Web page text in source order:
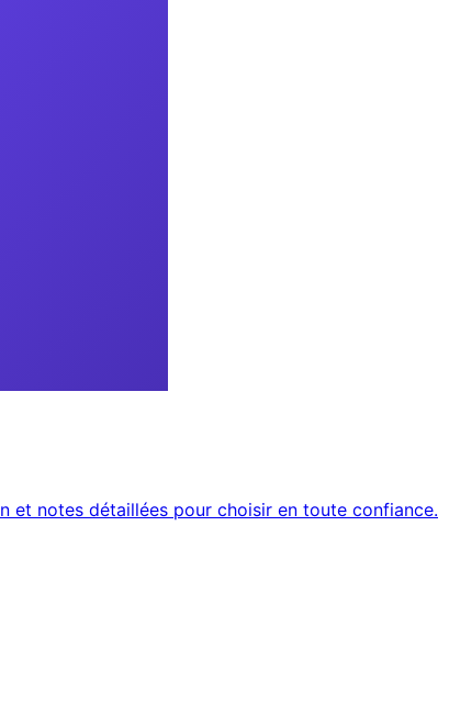
et notes détaillées pour choisir en toute confiance.